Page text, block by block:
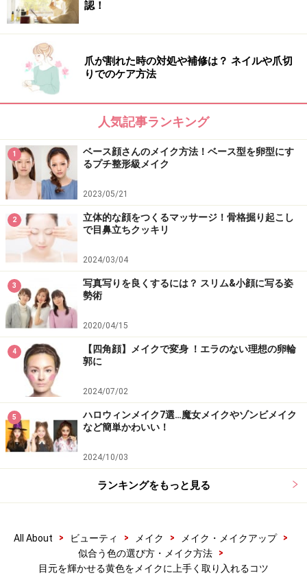
認！
爪が割れた時の対処や補修は？ ネイルや爪切
りでのケア方法
人気記事ランキング
1
ベース顔さんのメイク方法！ベース型を卵型にす
るプチ整形級メイク
2023/05/21
2
立体的な顔をつくるマッサージ！骨格掘り起こし
で目鼻立ちクッキリ
2024/03/04
3
写真写りを良くするには？ スリム&小顔に写る姿
勢術
2020/04/15
4
【四角顔】メイクで変身 ！エラのない理想の卵輪
郭に
2024/07/02
5
ハロウィンメイク7選…魔女メイクやゾンビメイク
など簡単かわいい！
2024/10/03
ランキングをもっと見る
All About > ビューティ > メイク > メイク・メイクアップ
>
似合う色の選び方・メイク方法
>
目元を輝かせる黄色をメイクに上手く取り入れるコツ